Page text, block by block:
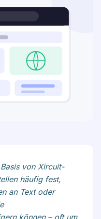
von Xircuit-
häufig fest,
an Text oder